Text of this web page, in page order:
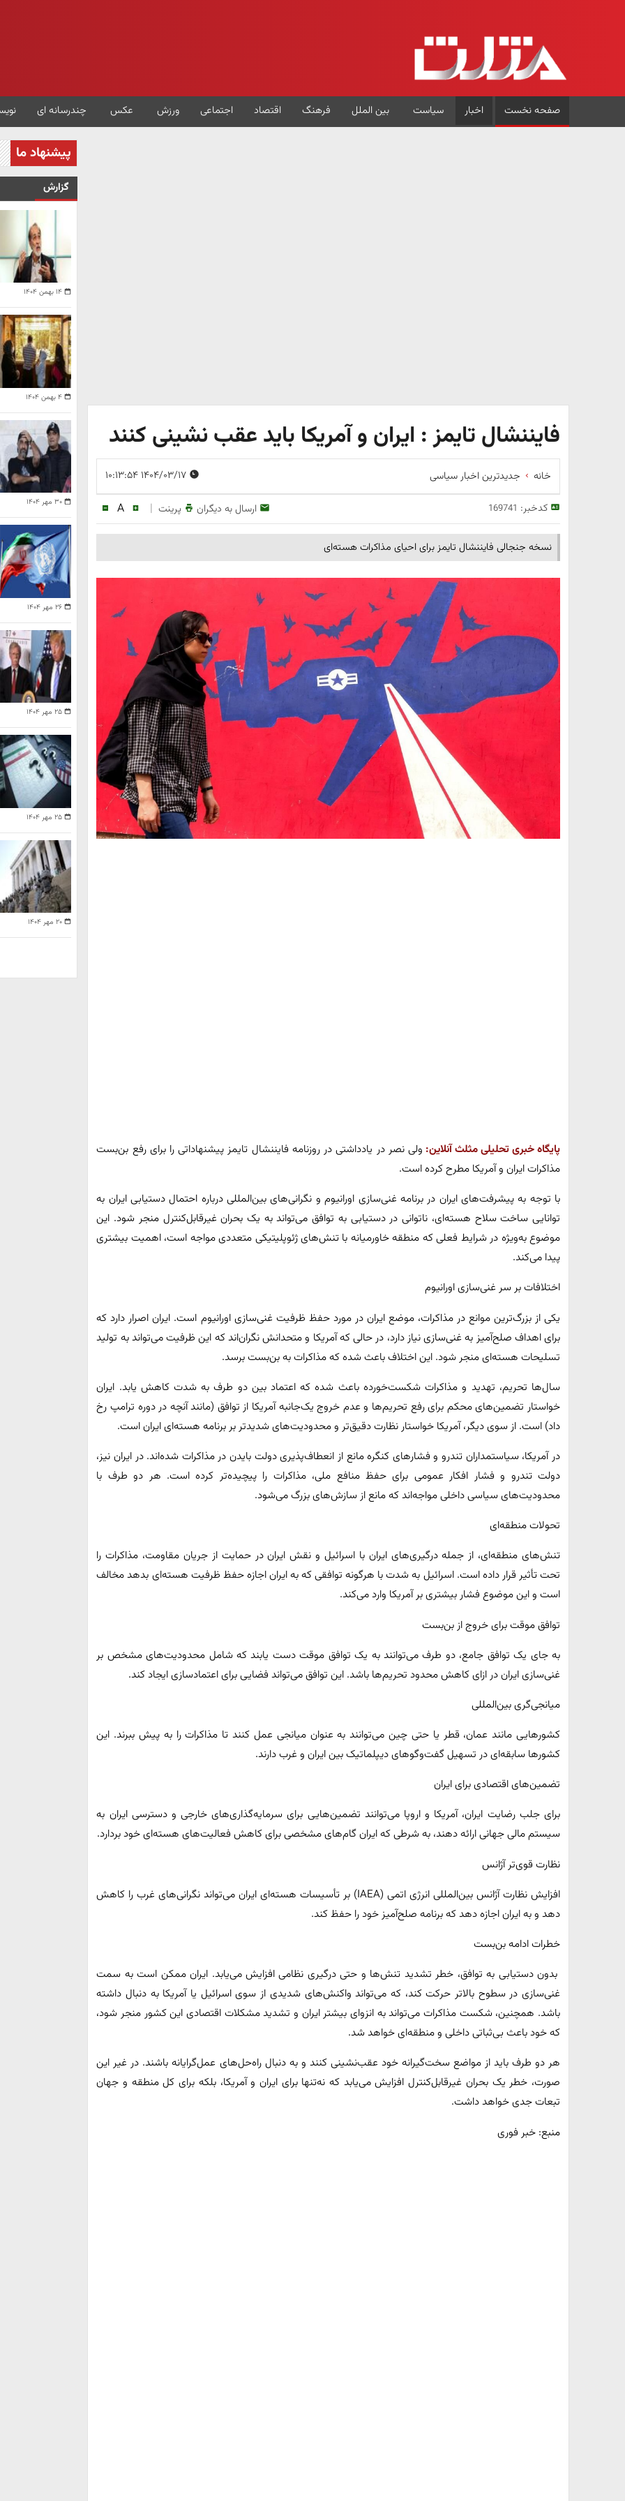
صفحه نخست اخبار سیاست بین الملل فرهنگ اقتصاد اجتماعی ورزش عکس چندرسانه ای
فایننشال تایمز : ایران و آمریکا باید عقب نشینی کنند
خانه جدیدترین اخبار سیاسی
کدخبر: 169741 ارسال به دیگران پرینت |
A
نسخه جنجالی فایننشال تایمز برای احیای مذاکرات هسته‌ای
پایگاه خبری تحلیلی مثلث آنلاین: ولی نصر در یادداشتی در روزنامه فایننشال تایمز پیشنهاداتی را برای رفع بن‌بست
مذاکرات ایران و آمریکا مطرح کرده است.
با توجه به پیشرفت‌های ایران در برنامه غنی‌سازی اورانیوم و نگرانی‌های بین‌المللی درباره احتمال دستیابی ایران به
توانایی ساخت سلاح هسته‌ای، ناتوانی در دستیابی به توافق می‌تواند به یک بحران غیرقابل‌کنترل منجر شود. این
موضوع به‌ویژه در شرایط فعلی که منطقه خاورمیانه با تنش‌های ژئوپلیتیکی متعددی مواجه است، اهمیت بیشتری
پیدا می‌کند.
اختلافات بر سر غنی‌سازی اورانیوم
یکی از بزرگ‌ترین موانع در مذاکرات، موضع ایران در مورد حفظ ظرفیت غنی‌سازی اورانیوم است. ایران اصرار دارد که
برای اهداف صلح‌آمیز به غنی‌سازی نیاز دارد، در حالی که آمریکا و متحدانش نگران‌اند که این ظرفیت می‌تواند به تولید
تسلیحات هسته‌ای منجر شود. این اختلاف باعث شده که مذاکرات به بن‌بست برسد.
سال‌ها تحریم، تهدید و مذاکرات شکست‌خورده باعث شده که اعتماد بین دو طرف به شدت کاهش یابد. ایران
خواستار تضمین‌های محکم برای رفع تحریم‌ها و عدم خروج یک‌جانبه آمریکا از توافق (مانند آنچه در دوره ترامپ رخ
داد) است. از سوی دیگر، آمریکا خواستار نظارت دقیق‌تر و محدودیت‌های شدیدتر بر برنامه هسته‌ای ایران است.
در آمریکا، سیاستمداران تندرو و فشارهای کنگره مانع از انعطاف‌پذیری دولت بایدن در مذاکرات شده‌اند. در ایران نیز،
دولت تندرو و فشار افکار عمومی برای حفظ منافع ملی، مذاکرات را پیچیده‌تر کرده است. هر دو طرف با
محدودیت‌های سیاسی داخلی مواجه‌اند که مانع از سازش‌های بزرگ می‌شود.
تحولات منطقه‌ای
تنش‌های منطقه‌ای، از جمله درگیری‌های ایران با اسرائیل و نقش ایران در حمایت از جریان مقاومت، مذاکرات را
تحت تأثیر قرار داده است. اسرائیل به شدت با هرگونه توافقی که به ایران اجازه حفظ ظرفیت هسته‌ای بدهد مخالف
است و این موضوع فشار بیشتری بر آمریکا وارد می‌کند.
توافق موقت برای خروج از بن‌بست
به جای یک توافق جامع، دو طرف می‌توانند به یک توافق موقت دست یابند که شامل محدودیت‌های مشخص بر
غنی‌سازی ایران در ازای کاهش محدود تحریم‌ها باشد. این توافق می‌تواند فضایی برای اعتمادسازی ایجاد کند.
میانجی‌گری بین‌المللی
کشورهایی مانند عمان، قطر یا حتی چین می‌توانند به عنوان میانجی عمل کنند تا مذاکرات را به پیش ببرند. این
کشورها سابقه‌ای در تسهیل گفت‌وگوهای دیپلماتیک بین ایران و غرب دارند.
تضمین‌های اقتصادی برای ایران
برای جلب رضایت ایران، آمریکا و اروپا می‌توانند تضمین‌هایی برای سرمایه‌گذاری‌های خارجی و دسترسی ایران به
سیستم مالی جهانی ارائه دهند، به شرطی که ایران گام‌های مشخصی برای کاهش فعالیت‌های هسته‌ای خود بردارد.
نظارت قوی‌تر آژانس
افزایش نظارت آژانس بین‌المللی انرژی اتمی (IAEA) بر تأسیسات هسته‌ای ایران می‌تواند نگرانی‌های غرب را کاهش
دهد و به ایران اجازه دهد که برنامه صلح‌آمیز خود را حفظ کند.
خطرات ادامه بن‌بست
بدون دستیابی به توافق، خطر تشدید تنش‌ها و حتی درگیری نظامی افزایش می‌یابد. ایران ممکن است به سمت
غنی‌سازی در سطوح بالاتر حرکت کند، که می‌تواند واکنش‌های شدیدی از سوی اسرائیل یا آمریکا به دنبال داشته
باشد. همچنین، شکست مذاکرات می‌تواند به انزوای بیشتر ایران و تشدید مشکلات اقتصادی این کشور منجر شود،
که خود باعث بی‌ثباتی داخلی و منطقه‌ای خواهد شد.
هر دو طرف باید از مواضع سخت‌گیرانه خود عقب‌نشینی کنند و به دنبال راه‌حل‌های عمل‌گرایانه باشند. در غیر این
صورت، خطر یک بحران غیرقابل‌کنترل افزایش می‌یابد که نه‌تنها برای ایران و آمریکا، بلکه برای کل منطقه و جهان
تبعات جدی خواهد داشت.
منبع: خبر فوری
پیشنهاد ما
گزارش
۱۴ بهمن ۱۴۰۴
۴ بهمن ۱۴۰۴
۳۰ مهر ۱۴۰۴
۲۶ مهر ۱۴۰۴
۲۵ مهر ۱۴۰۴
۲۵ مهر ۱۴۰۴
۲۰ مهر ۱۴۰۴